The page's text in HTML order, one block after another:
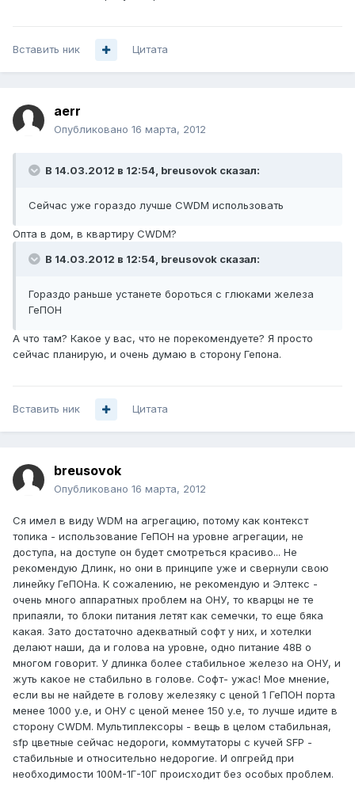
Вставить ник Цитата
aerr
Опубликовано 16 марта, 2012
В 14.03.2012 в 12:54, breusovok сказал:
Сейчас уже гораздо лучше CWDM использовать
Опта в дом, в квартиру CWDM?
В 14.03.2012 в 12:54, breusovok сказал:
Гораздо раньше устанете бороться с глюками железа
ГеПОН
А что там? Какое у вас, что не порекомендуете? Я просто
сейчас планирую, и очень думаю в сторону Гепона.
Вставить ник Цитата
breusovok
Опубликовано 16 марта, 2012
Cя имел в виду WDM на агрегацию, потому как контекст
топика - использование ГеПОН на уровне агрегации, не
доступа, на доступе он будет смотреться красиво... Не
рекомендую Длинк, но они в принципе уже и свернули свою
линейку ГеПОНа. К сожалению, не рекомендую и Элтекс -
очень много аппаратных проблем на ОНУ, то кварцы не те
припаяли, то блоки питания летят как семечки, то еще бяка
какая. Зато достаточно адекватный софт у них, и хотелки
делают наши, да и голова на уровне, одно питание 48В о
многом говорит. У длинка более стабильное железо на ОНУ, и
жуть какое не стабильно в голове. Софт- ужас! Мое мнение,
если вы не найдете в голову железяку с ценой 1 ГеПОН порта
менее 1000 у.е, и ОНУ с ценой менее 150 у.е, то лучше идите в
сторону CWDM. Мультиплексоры - вещь в целом стабильная,
sfp цветные сейчас недороги, коммутаторы с кучей SFP -
стабильные и относительно недорогие. И опгрейд при
необходимости 100М-1Г-10Г происходит без особых проблем.